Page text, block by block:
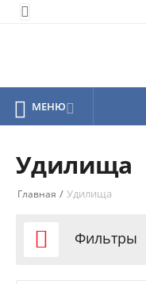

 МЕНЮ
Удилища
Главная / Удилища
 Фильтры